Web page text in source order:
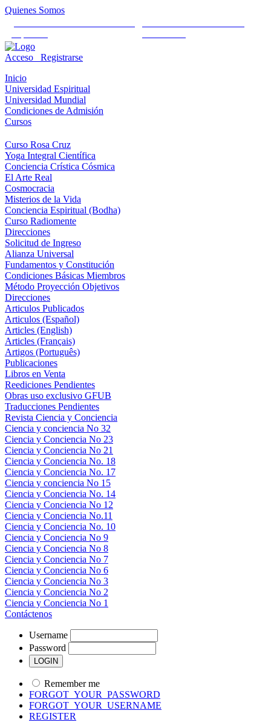
Quienes Somos
Acceso
Registrarse
Inicio
Universidad Espiritual
Universidad Mundial
Condiciones de Admisión
Cursos
Curso Rosa Cruz
Yoga Integral Científica
Conciencia Crística Cósmica
El Arte Real
Cosmocracia
Misterios de la Vida
Conciencia Espiritual (Bodha)
Curso Radiomente
Direcciones
Solicitud de Ingreso
Alianza Universal
Fundamentos y Constitución
Condiciones Básicas Miembros
Método Proyección Objetivos
Direcciones
Articulos Publicados
Articulos (Español)
Articles (English)
Articles (Français)
Artigos (Português)
Publicaciones
Libros en Venta
Reediciones Pendientes
Obras uso exclusivo GFUB
Traducciones Pendientes
Revista Ciencia y Conciencia
Ciencia y conciencia No 32
Ciencia y Conciencia No 23
Ciencia y Conciencia No 21
Ciencia y Conciencia No. 18
Ciencia y Conciencia No. 17
Ciencia y conciencia No 15
Ciencia y Conciencia No. 14
Ciencia y Conciencia No 12
Ciencia y Conciencia No.11
Ciencia y Conciencia No. 10
Ciencia y Conciencia No 9
Ciencia y Conciencia No 8
Ciencia y Conciencia No 7
Ciencia y Conciencia No 6
Ciencia y Conciencia No 3
Ciencia y Conciencia No 2
Ciencia y Conciencia No 1
Contáctenos
Username
Password
Remember me
FORGOT_YOUR_PASSWORD
FORGOT_YOUR_USERNAME
REGISTER